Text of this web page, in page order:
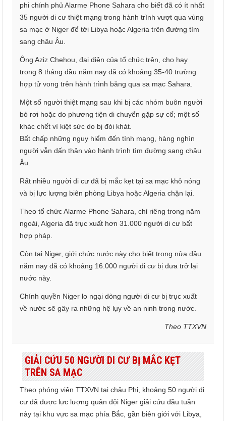
phi chính phủ Alarme Phone Sahara cho biết đã có ít nhất
35 người di cư thiệt mạng trong hành trình vượt qua vùng
sa mạc ở Niger để tới Libya hoặc Algeria trên đường tìm
sang châu Âu.
Ông Aziz Chehou, đại diện của tổ chức trên, cho hay
trong 8 tháng đầu năm nay đã có khoảng 35-40 trường
hợp tử vong trên hành trình băng qua sa mạc Sahara.
Một số người thiệt mạng sau khi bị các nhóm buôn người
bỏ rơi hoặc do phương tiện di chuyển gặp sự cố; một số
khác chết vì kiệt sức do bị đói khát.
Bất chấp những nguy hiểm đến tính mạng, hàng nghìn
người vẫn dấn thân vào hành trình tìm đường sang châu
Âu.
Rất nhiều người di cư đã bị mắc kẹt tại sa mạc khô nóng
và bị lực lượng biên phòng Libya hoặc Algeria chặn lại.
Theo tổ chức Alarme Phone Sahara, chỉ riêng trong năm
ngoái, Algeria đã trục xuất hơn 31.000 người di cư bất
hợp pháp.
Còn tại Niger, giới chức nước này cho biết trong nửa đầu
năm nay đã có khoảng 16.000 người di cư bị đưa trở lại
nước này.
Chính quyền Niger lo ngại dòng người di cư bị trục xuất
về nước sẽ gây ra những hệ lụy về an ninh trong nước.
Theo TTXVN
GIẢI CỨU 50 NGƯỜI DI CƯ BỊ MẮC KẸT
TRÊN SA MẠC
Theo phóng viên TTXVN tại châu Phi, khoảng 50 người di
cư đã được lực lượng quân đội Niger giải cứu đầu tuần
này tại khu vực sa mạc phía Bắc, gần biên giới với Libya,